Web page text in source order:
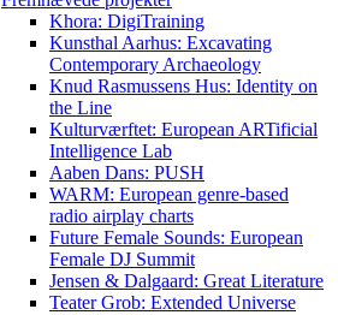
Khora: DigiTraining
Kunsthal Aarhus: Excavating
Contemporary Archaeology
Knud Rasmussens Hus: Identity on
the Line
Kulturværftet: European ARTificial
Intelligence Lab
Aaben Dans: PUSH
WARM: European genre-based
radio airplay charts
Future Female Sounds: European
Female DJ Summit
Jensen & Dalgaard: Great Literature
Teater Grob: Extended Universe